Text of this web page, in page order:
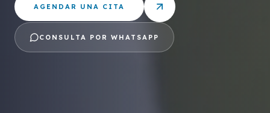
AGENDAR UNA CITA
CONSULTA POR WHATSAPP